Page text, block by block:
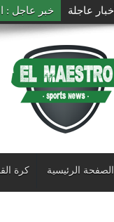
أخبار عاجلة خبر عاجل :
الصفحة الرئيسية كرة